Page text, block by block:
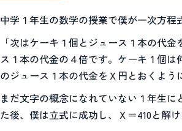
中学１年生の数学の授業で僕が一次方程
「次はケーキ１個とジュース１本の代
ス１本の代金の４倍です。ケーキ１個
のジュース１本の代金をＸ円とおくよう
まだ文字の概念になれていない１年生
た後、僕は立式に成功し、Ｘ＝410と解け